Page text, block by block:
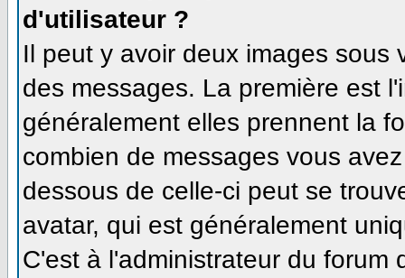
d'utilisateur ?
Il peut y avoir deux images sous
des messages. La première est
généralement elles prennent la
combien de messages vous
dessous de celle-ci peut se
avatar, qui est généralement
C'est à l'administrateur du forum